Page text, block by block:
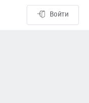
Войти